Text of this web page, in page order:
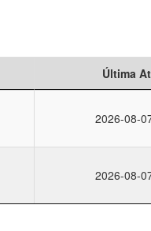
Última
2026-08-
2026-08-